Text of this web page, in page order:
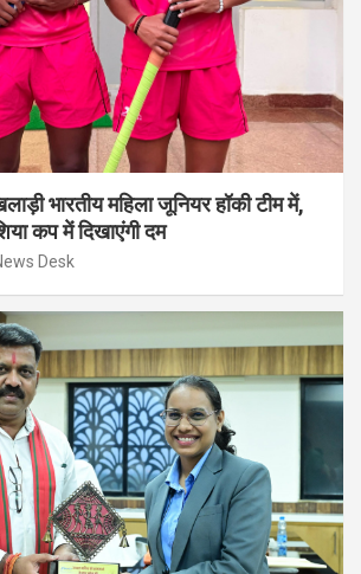
भारतीय महिला जूनियर हॉकी टीम में,
कप में दिखाएंगी दम
Desk